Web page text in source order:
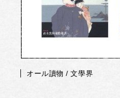
オール讀物 / 文學界